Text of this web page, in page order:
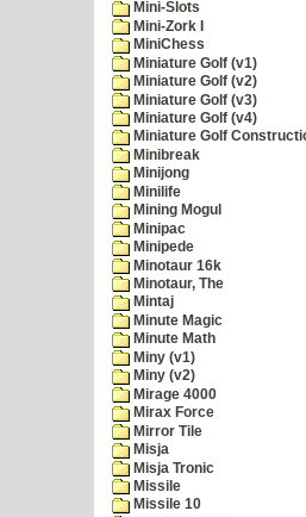
Mini-Slots
Mini-Zork I
MiniChess
Miniature Golf (v1)
Miniature Golf (v2)
Miniature Golf (v3)
Miniature Golf (v4)
Miniature Golf
Minibreak
Minijong
Minilife
Mining Mogul
Minipac
Minipede
Minotaur 16k
Minotaur, The
Mintaj
Minute Magic
Minute Math
Miny (v1)
Miny (v2)
Mirage 4000
Mirax Force
Mirror Tile
Misja
Misja Tronic
Missile
Missile 10